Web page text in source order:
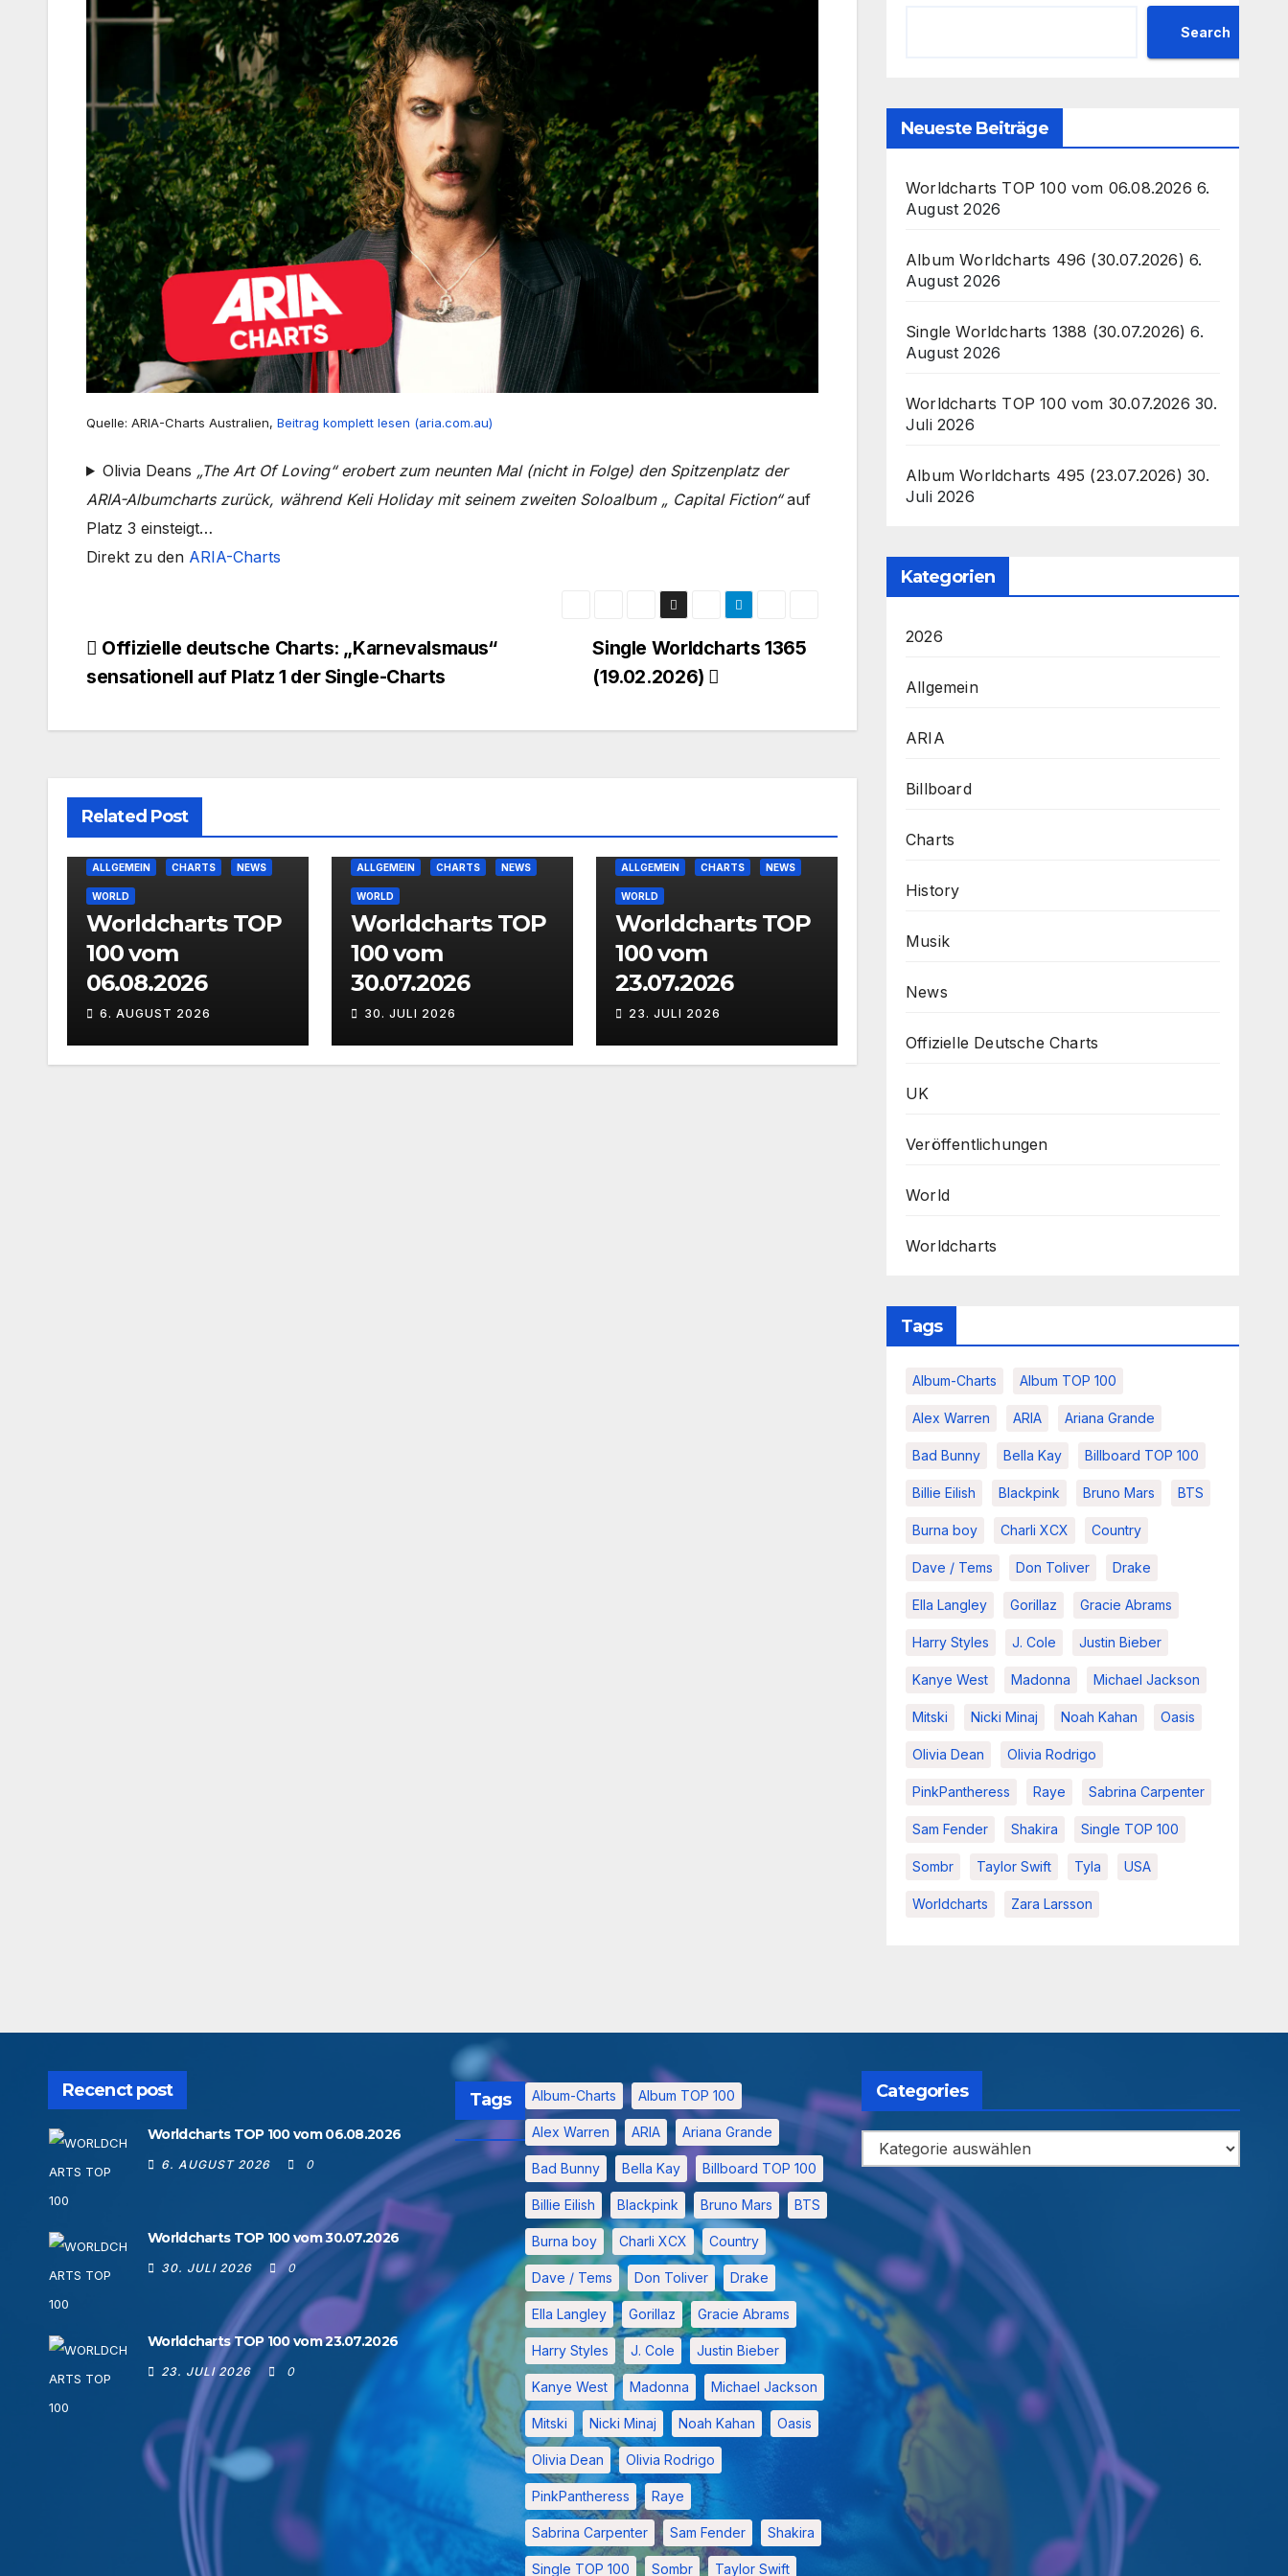
Quelle: ARIA-Charts Australien, Beitrag komplett lesen (aria.com.au)
Olivia Deans „The Art Of Loving“ erobert zum neunten Mal (nicht in Folge) den Spitzenplatz der
ARIA-Albumcharts zurück, während Keli Holiday mit seinem zweiten Soloalbum „ Capital Fiction“auf
Platz 3 einsteigt…
Direkt zu den ARIA-Charts
Beitragsnavigation
Single Worldcharts 1365
(19.02.2026)
Offizielle deutsche Charts: „Karnevalsmaus“
sensationell auf Platz 1 der Single-Charts
Related Post
ALLGEMEIN CHARTS NEWS
WORLD
Worldcharts TOP
100 vom
06.08.2026
6. AUGUST 2026
ALLGEMEIN CHARTS NEWS
WORLD
Worldcharts TOP
100 vom
30.07.2026
30. JULI 2026
ALLGEMEIN CHARTS NEWS
WORLD
Worldcharts TOP
100 vom
23.07.2026
23. JULI 2026
Search
Neueste Beiträge
Worldcharts TOP 100 vom 06.08.2026 6.
August 2026
Album Worldcharts 496 (30.07.2026) 6.
August 2026
Single Worldcharts 1388 (30.07.2026) 6.
August 2026
Worldcharts TOP 100 vom 30.07.2026 30.
Juli 2026
Album Worldcharts 495 (23.07.2026) 30.
Juli 2026
Kategorien
2026
Allgemein
ARIA
Billboard
Charts
History
Musik
News
Offizielle Deutsche Charts
UK
Veröffentlichungen
World
Worldcharts
Tags
Album-Charts Album TOP 100
Alex Warren ARIA Ariana Grande
Bad Bunny Bella Kay Billboard TOP 100
Billie Eilish Blackpink Bruno Mars BTS
Burna boy Charli XCX Country
Dave / Tems Don Toliver Drake
Ella Langley Gorillaz Gracie Abrams
Harry Styles J. Cole Justin Bieber
Kanye West Madonna Michael Jackson
Mitski Nicki Minaj Noah Kahan Oasis
Olivia Dean Olivia Rodrigo
PinkPantheress Raye Sabrina Carpenter
Sam Fender Shakira Single TOP 100
Sombr Taylor Swift Tyla USA
Worldcharts Zara Larsson
Recenct post
Worldcharts TOP 100 vom 06.08.2026
6. AUGUST 2026 0
Worldcharts TOP 100 vom 30.07.2026
30. JULI 2026 0
Worldcharts TOP 100 vom 23.07.2026
23. JULI 2026 0
Tags Album-Charts Album TOP 100
Alex Warren ARIA Ariana Grande
Bad Bunny Bella Kay Billboard TOP 100
Billie Eilish Blackpink Bruno Mars BTS
Burna boy Charli XCX Country
Dave / Tems Don Toliver Drake
Ella Langley Gorillaz Gracie Abrams
Harry Styles J. Cole Justin Bieber
Kanye West Madonna Michael Jackson
Mitski Nicki Minaj Noah Kahan Oasis
Olivia Dean Olivia Rodrigo
PinkPantheress Raye
Sabrina Carpenter Sam Fender Shakira
Single TOP 100 Sombr Taylor Swift
Categories
Categories